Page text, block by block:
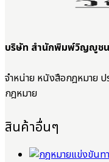
บริษัท สำนักพิมพ์วิญญูช
จำหน่าย หนังสือกฎหมาย ป
กฎหมาย
สินค้าอื่นๆ